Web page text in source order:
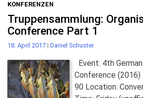
KONFERENZEN
Truppensammlung:
Conference Part 1
18. April 2017 | Daniel Schuster
Event: 4th
Conference
90 Location: